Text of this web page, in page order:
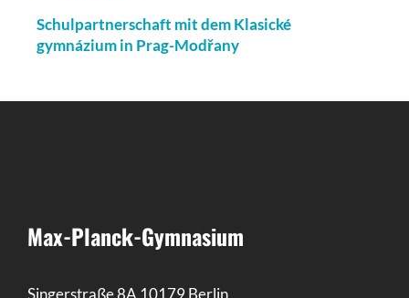
Schulpartnerschaft mit dem Klasické
gymnázium in Prag-Modřany
Max-Planck-Gymnasium
Singerstraße 8A 10179 Berlin